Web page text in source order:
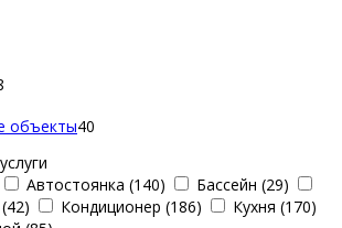
объекты40
Автостоянка (140)
Бассейн (29)
Кондиционер (186)
Кухня (170)